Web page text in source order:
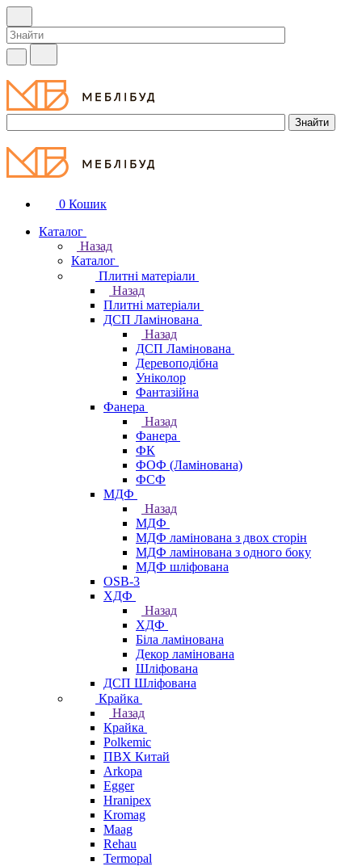
0 Кошик
Каталог
Назад
Каталог
Плитні матеріали
Назад
Плитні матеріали
ДСП Ламінована
Назад
ДСП Ламінована
Деревоподібна
Уніколор
Фантазійна
Фанера
Назад
Фанера
ФК
ФОФ (Ламінована)
ФСФ
МДФ
Назад
МДФ
МДФ ламінована з двох сторін
МДФ ламінована з одного боку
МДФ шліфована
OSB-3
ХДФ
Назад
ХДФ
Біла ламінована
Декор ламінована
Шліфована
ДСП Шліфована
Крайка
Назад
Крайка
Polkemic
ПВХ Китай
Arkopa
Egger
Hranipex
Kromag
Maag
Rehau
Termopal